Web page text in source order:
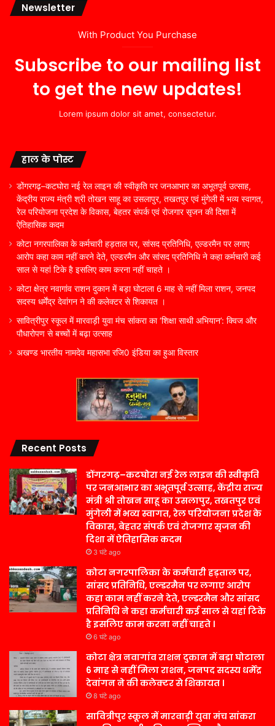
Newsletter
With Product You Purchase
Subscribe to our mailing list
to get the new updates!
Lorem ipsum dolor sit amet, consectetur.
हाल के पोस्ट
डोंगरगढ़–कटघोरा नई रेल लाइन की स्वीकृति पर जनआभार का अभूतपूर्व उत्साह,
केंद्रीय राज्य मंत्री श्री तोखन साहू का उसलापुर, तखतपुर एवं मुंगेली में भव्य स्वागत,
रेल परियोजना प्रदेश के विकास, बेहतर संपर्क एवं रोजगार सृजन की दिशा में
ऐतिहासिक कदम
कोटा नगरपालिका के कर्मचारी हड़ताल पर, सांसद प्रतिनिधि, एल्डरमैन पर लगाए
आरोप कहा काम नहीं करने देते, एल्डरमैन और सांसद प्रतिनिधि ने कहा कर्मचारी कई
साल से यहां टिके है इसलिए काम करना नहीं चाहते ।
कोटा क्षेत्र नवागांव राशन दुकान में बड़ा घोटाला 6 माह से नहीं मिला राशन, जनपद
सदस्य धर्मेंद्र देवांगन ने की कलेक्टर से शिकायत ।
सावित्रीपुर स्कूल में मारवाड़ी युवा मंच सांकरा का ‘शिक्षा साथी अभियान’: क्विज और
पौधारोपण से बच्चों में बढ़ा उत्साह
अखण्ड भारतीय नामदेव महासभा रजि0 इंडिया का हुआ विस्तार
Recent Posts
डोंगरगढ़–कटघोरा नई रेल लाइन की स्वीकृति
पर जनआभार का अभूतपूर्व उत्साह, केंद्रीय राज्य
मंत्री श्री तोखन साहू का उसलापुर, तखतपुर एवं
मुंगेली में भव्य स्वागत, रेल परियोजना प्रदेश के
विकास, बेहतर संपर्क एवं रोजगार सृजन की
दिशा में ऐतिहासिक कदम
3 घंटे ago
कोटा नगरपालिका के कर्मचारी हड़ताल पर,
सांसद प्रतिनिधि, एल्डरमैन पर लगाए आरोप
कहा काम नहीं करने देते, एल्डरमैन और सांसद
प्रतिनिधि ने कहा कर्मचारी कई साल से यहां टिके
है इसलिए काम करना नहीं चाहते ।
6 घंटे ago
कोटा क्षेत्र नवागांव राशन दुकान में बड़ा घोटाला
6 माह से नहीं मिला राशन, जनपद सदस्य धर्मेंद्र
देवांगन ने की कलेक्टर से शिकायत ।
8 घंटे ago
सावित्रीपुर स्कूल में मारवाड़ी युवा मंच सांकरा